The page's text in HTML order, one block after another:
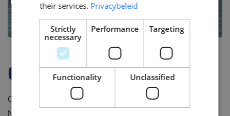
Company Profile
Onze opdrachtgever is gevestigd in het Noorden van
Nederland en staat bekend om zijn baanbrekende
their services. Privacybeleid
Strictly
necessary
Performance Targeting
Functionality Unclassified